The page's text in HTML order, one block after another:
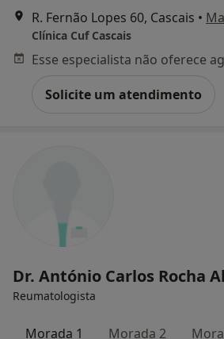
R. Fernão Lopes 60, Cascais •
Clínica Cuf Cascais
Solicite um atendimento
Dr. António Carlos Rocha
Reumatologista
Morada 1 Morada 2